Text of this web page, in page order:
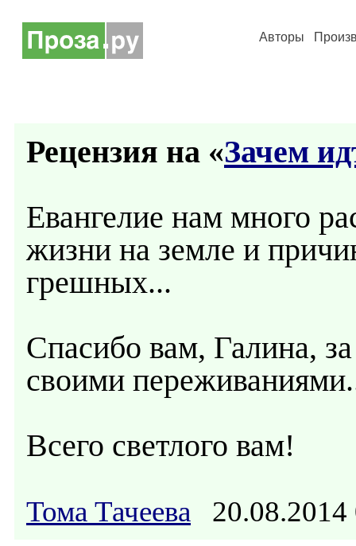
Авторы
Рецензия на «Зачем
Евангелие нам много
жизни на земле и
грешных...
Спасибо вам, Галина,
своими
Всего светлого вам!
Тома Тачеева